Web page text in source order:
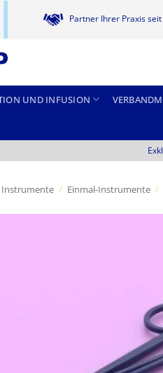
Partner Ihrer Praxis
UND INFUSION
Instrumente / Einmal-Instrumente /